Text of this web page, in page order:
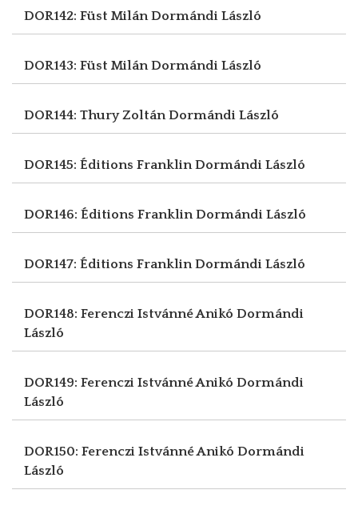
DOR142: Füst MilánDormándi László
DOR143: Füst MilánDormándi László
DOR144: Thury ZoltánDormándi László
DOR145: Éditions FranklinDormándi László
DOR146: Éditions FranklinDormándi László
DOR147: Éditions FranklinDormándi László
DOR148: Ferenczi Istvánné Anikó Dormándi
László
DOR149: Ferenczi Istvánné Anikó Dormándi
László
DOR150: Ferenczi Istvánné Anikó Dormándi
László